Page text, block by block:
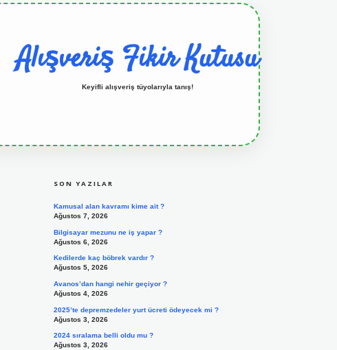
Alışveriş Fikir Kutusu
Keyifli alışveriş tüyolarıyla tanış!
SON YAZILAR
Kamusal alan kavramı kime ait ?
Ağustos 7, 2026
Bilgisayar mezunu ne iş yapar ?
Ağustos 6, 2026
Kedilerde kaç böbrek vardır ?
Ağustos 5, 2026
Avanos’dan hangi nehir geçiyor ?
Ağustos 4, 2026
2025’te depremzedeler yurt ücreti ödeyecek mi ?
Ağustos 3, 2026
2024 sıralama belli oldu mu ?
Ağustos 3, 2026